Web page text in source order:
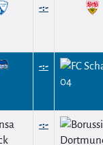
-:-
-:-
-:-